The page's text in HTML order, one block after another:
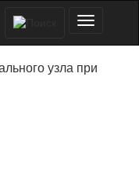
узла при